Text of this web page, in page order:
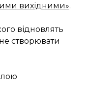
вихідними».
відновлять
створювати